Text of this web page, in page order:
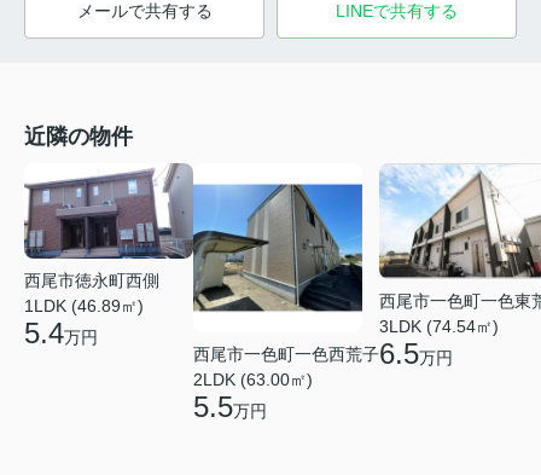
メールで共有する LINEで共有する
近隣の物件
西尾市徳永町西側
1LDK (46.89㎡)
5.4万円
西尾市一色町一色西荒子
2LDK (63.00㎡)
5.5万円
西尾市一色町一色東
3LDK (74.54㎡)
6.5万円